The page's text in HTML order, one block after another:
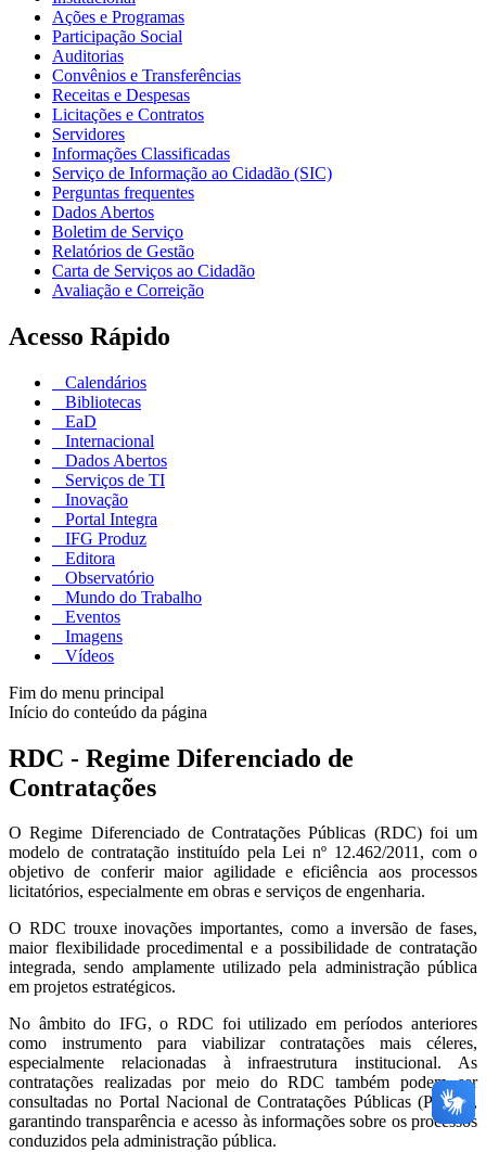
Ações e Programas
Participação Social
Auditorias
Convênios e Transferências
Receitas e Despesas
Licitações e Contratos
Servidores
Informações Classificadas
Serviço de Informação ao Cidadão (SIC)
Perguntas frequentes
Dados Abertos
Boletim de Serviço
Relatórios de Gestão
Carta de Serviços ao Cidadão
Avaliação e Correição
Acesso Rápido
Calendários
Bibliotecas
EaD
Internacional
Dados Abertos
Serviços de TI
Inovação
Portal Integra
IFG Produz
Editora
Observatório
Mundo do Trabalho
Eventos
Imagens
Vídeos
Fim do menu principal
Início do conteúdo da página
RDC - Regime Diferenciado de
Contratações
O Regime Diferenciado de Contratações Públicas (RDC) foi um
modelo de contratação instituído pela Lei nº 12.462/2011, com o
objetivo de conferir maior agilidade e eficiência aos processos
licitatórios, especialmente em obras e serviços de engenharia.
O RDC trouxe inovações importantes, como a inversão de fases,
maior flexibilidade procedimental e a possibilidade de contratação
integrada, sendo amplamente utilizado pela administração pública
em projetos estratégicos.
No âmbito do IFG, o RDC foi utilizado em períodos anteriores
como instrumento para viabilizar contratações mais céleres,
especialmente relacionadas à infraestrutura institucional. As
contratações realizadas por meio do RDC também podem ser
consultadas no Portal Nacional de Contratações Públicas (PNCP),
garantindo transparência e acesso às informações sobre os processos
conduzidos pela administração pública.